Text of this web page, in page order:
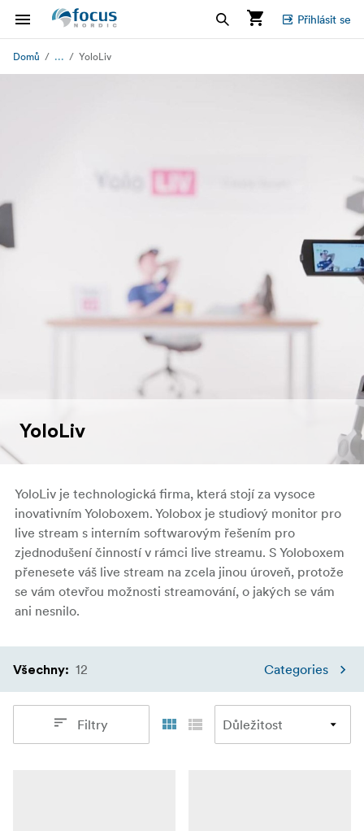
Přihlásit se
Domů ... YoloLiv
YoloLiv
YoloLiv je technologická firma, která stojí za vysoce
inovativním Yoloboxem. Yolobox je studiový monitor pro
live stream s interním softwarovým řešením pro
zjednodušení činností v rámci live streamu. S Yoloboxem
přenesete váš live stream na zcela jinou úroveň, protože
se vám otevřou možnosti streamování, o jakých se vám
ani nesnilo.
Všechny: 12 Categories
Filtry